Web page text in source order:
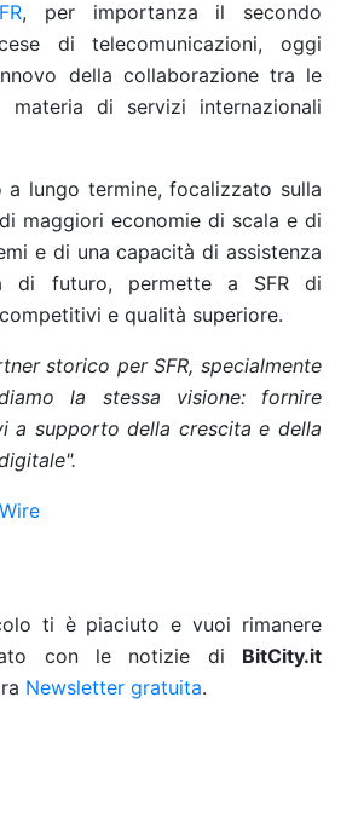
, per importanza il secondo
di telecomunicazioni, oggi
della collaborazione tra le
materia di servizi internazionali
a lungo termine, focalizzato sulla
maggiori economie di scala e di
e di una capacità di assistenza
di futuro, permette a SFR di
e qualità superiore.
storico per SFR, specialmente
la stessa visione: fornire
a supporto della crescita e della
ti è piaciuto e vuoi rimanere
con le notizie di BitCity.it
Newsletter gratuita.